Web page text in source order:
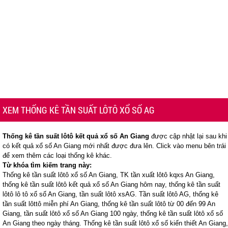
XEM THỐNG KÊ TẦN SUẤT LÔTÔ XỔ SỐ AG
Thống kê tần suất lôtô kết quả xổ số An Giang được cập nhật lại sau khi
có kết quả xổ số An Giang mới nhất được đưa lên. Click vào menu bên trái
để xem thêm các loại thống kê khác.
Từ khóa tìm kiếm trang này:
Thống kê tần suất lôtô xổ số An Giang, TK tần xuất lôtô kqxs An Giang,
thống kê tần suất lôtô kết quả xổ số An Giang hôm nay, thống kê tần suất
lôtô lô tô xổ số An Giang, tần suất lôtô xsAG. Tần suất lôtô AG, thống kê
tần suất lôttô miễn phí An Giang, thống kê tần suất lôtô từ 00 đến 99 An
Giang, tần suất lôtô xổ số An Giang 100 ngày, thống kê tần suất lôtô xổ số
An Giang theo ngày tháng. Thống kê tần suất lôtô xổ số kiến thiết An Giang,